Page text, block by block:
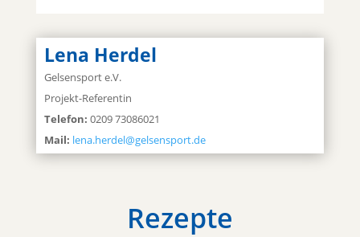
Lena Herdel
Gelsensport e.V.
Projekt-Referentin
Telefon: 0209 73086021
Mail: lena.herdel@gelsensport.de
Rezepte